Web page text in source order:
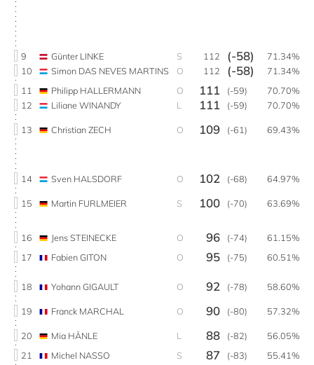
9 Günter LINKE S 112 (-58)
71.34%
10
Simon DAS NEVES MARTINS O 112 (-58)
71.34%
11
Philipp HALLERMANN O 111 (-59)
70.70%
12
Liliane WINANDY L 111 (-59) 70.70%
13 Christian ZECH O 109 (-61) 69.43%
14 Sven HALSDORF O 102 (-68) 64.97%
15 Martin FURLMEIER S 100 (-70) 63.69%
16 Jens STEINECKE O 96 (-74)
61.15%
17
Fabien GITON O 95 (-75) 60.51%
18 Yohann GIGAULT O 92 (-78) 58.60%
19 Franck MARCHAL O 90 (-80) 57.32%
20 Mia HÄNLE L 88 (-82)
56.05%
21
Michel NASSO S 87 (-83) 55.41%